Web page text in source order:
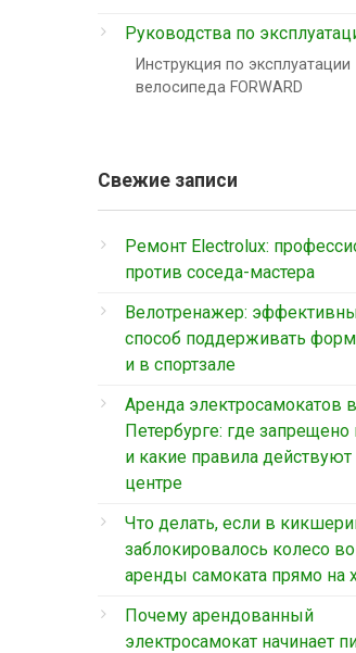
Руководства по
Инструкция по эксплуатации
велосипеда FORWARD
Свежие записи
Ремонт Electrolux:
против соседа-мастера
Велотренажер:
способ поддерживать
и в спортзале
Аренда электросамокатов
Петербурге: где запрещено
и какие правила действуют
центре
Что делать, если в
заблокировалось колесо
аренды самоката прямо на
Почему арендованный
электросамокат начинает